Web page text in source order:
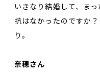
いきなり結婚して、ま
抗はなかったのですか
り。
奈穂さん